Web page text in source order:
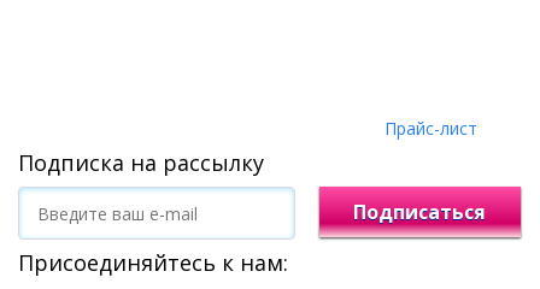
Прайс-лист
Подписка на рассылку
Подписаться
Присоединяйтесь к нам: